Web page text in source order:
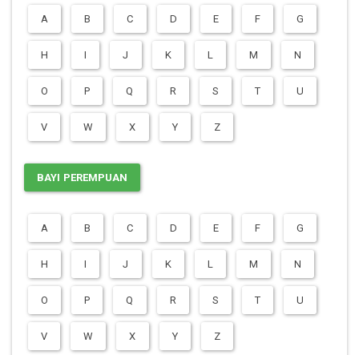
A B C D E F G
H I J K L M N
O P Q R S T U
V W X Y Z
BAYI PEREMPUAN
A B C D E F G
H I J K L M N
O P Q R S T U
V W X Y Z